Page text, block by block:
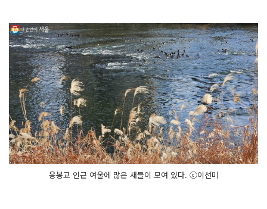
응봉교 인근 여울에 많은 새들이 모여 있다. ⓒ이선미